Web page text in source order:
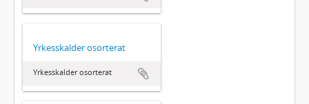
Yrkesskalder osorterat
Yrkesskalder osorterat